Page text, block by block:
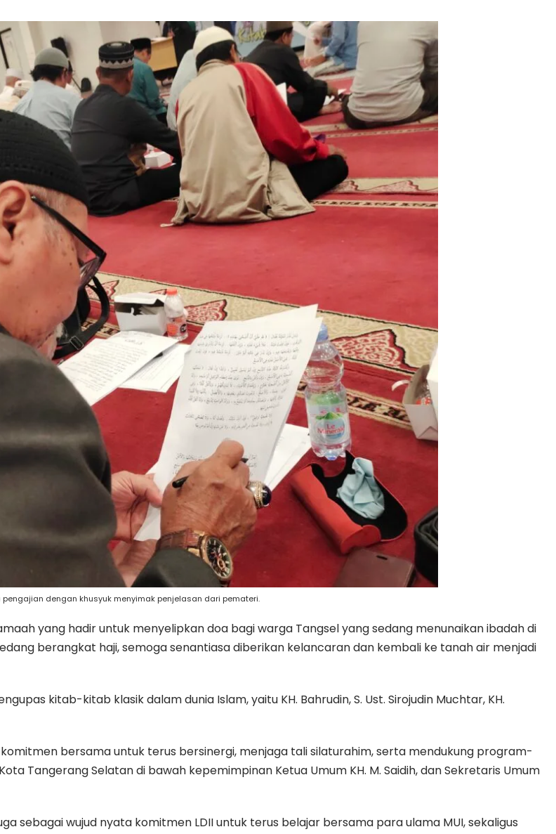
dengan khusyuk menyimak penjelasan dari pemateri.
yang hadir untuk menyelipkan doa bagi warga Tangsel yang sedang menunaikan ibadah di
berangkat haji, semoga senantiasa diberikan kelancaran dan kembali ke tanah air menjadi
kitab-kitab klasik dalam dunia Islam, yaitu KH. Bahrudin, S. Ust. Sirojudin Muchtar, KH.
bersama untuk terus bersinergi, menjaga tali silaturahim, serta mendukung program-
Tangerang Selatan di bawah kepemimpinan Ketua Umum KH. M. Saidih, dan Sekretaris Umum
sebagai wujud nyata komitmen LDII untuk terus belajar bersama para ulama MUI, sekaligus